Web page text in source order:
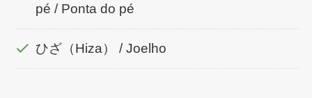
pé / Ponta do pé
ひざ（Hiza） / Joelho